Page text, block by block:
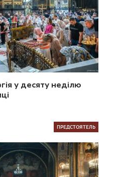
у десяту неділю
ПРЕДСТОЯТЕЛЬ